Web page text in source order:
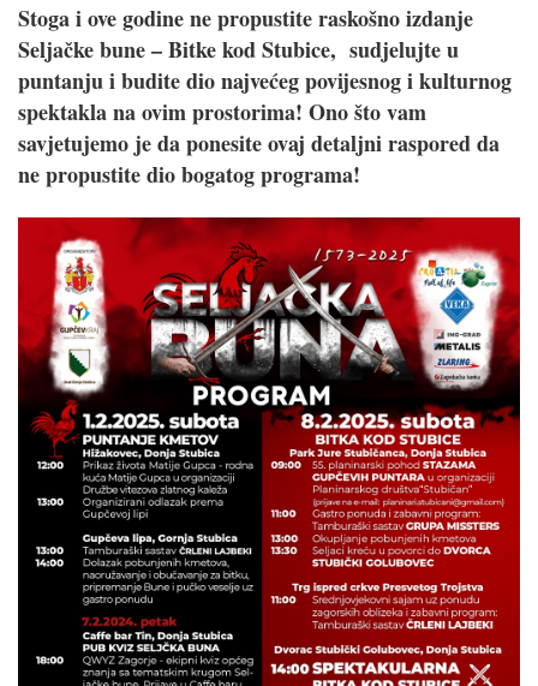
Stoga i ove godine ne propustite raskošno izdanje
Seljačke bune – Bitke kod Stubice, sudjelujte u
puntanju i budite dio najvećeg povijesnog i kulturnog
spektakla na ovim prostorima! Ono što vam
savjetujemo je da ponesite ovaj detaljni raspored da
ne propustite dio bogatog programa!